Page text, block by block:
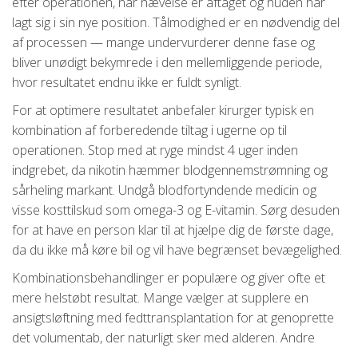
lagt sig i sin nye position. Tålmodighed er en nødvendig del
af processen — mange undervurderer denne fase og
bliver unødigt bekymrede i den mellemliggende periode,
hvor resultatet endnu ikke er fuldt synligt.
For at optimere resultatet anbefaler kirurger typisk en
kombination af forberedende tiltag i ugerne op til
operationen. Stop med at ryge mindst 4 uger inden
indgrebet, da nikotin hæmmer blodgennemstrømning og
sårheling markant. Undgå blodfortyndende medicin og
visse kosttilskud som omega-3 og E-vitamin. Sørg desuden
for at have en person klar til at hjælpe dig de første dage,
da du ikke må køre bil og vil have begrænset bevægelighed.
Kombinationsbehandlinger er populære og giver ofte et
mere helstøbt resultat. Mange vælger at supplere en
ansigtsløftning med fedttransplantation for at genoprette
det volumentab, der naturligt sker med alderen. Andre